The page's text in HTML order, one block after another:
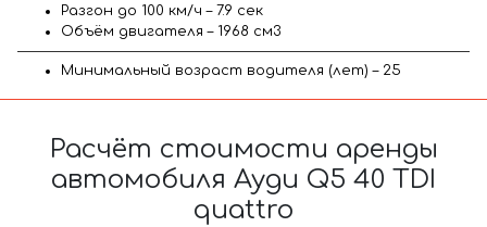
Разгон до 100 км/ч – 7.9 сек
Объём двигателя – 1968 см3
Минимальный возраст водителя (лет) – 25
Расчёт стоимости аренды
автомобиля Ауди Q5 40 TDI
quattro